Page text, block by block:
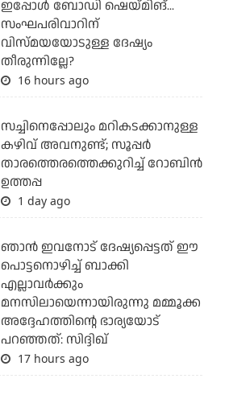
ഇപ്പോള്‍ ബോഡി ഷെയ്മിങ്...
സംഘപരിവാറിന്
വിസ്മയയോടുള്ള ദേഷ്യം
തീരുന്നില്ലേ?
16 hours ago
സച്ചിനെപ്പോലും മറികടക്കാനുള്ള
കഴിവ് അവനുണ്ട്; സൂപ്പര്‍
താരത്തെരത്തെക്കുറിച്ച് റോബിന്‍
ഉത്തപ്പ
1 day ago
ഞാന്‍ ഇവനോട് ദേഷ്യപ്പെട്ടത് ഈ
പൊട്ടനൊഴിച്ച് ബാക്കി
എല്ലാവര്‍ക്കും
മനസിലായെന്നായിരുന്നു മമ്മൂക്ക
അദ്ദേഹത്തിന്റെ ഭാര്യയോട്
പറഞ്ഞത്: സിദ്ദിഖ്
17 hours ago